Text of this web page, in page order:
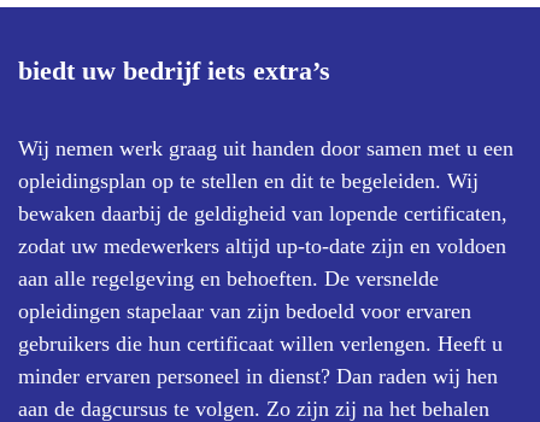
biedt uw bedrijf iets extra’s
Wij nemen werk graag uit handen door samen met u een
opleidingsplan op te stellen en dit te begeleiden. Wij
bewaken daarbij de geldigheid van lopende certificaten,
zodat uw medewerkers altijd up-to-date zijn en voldoen
aan alle regelgeving en behoeften. De versnelde
opleidingen stapelaar van zijn bedoeld voor ervaren
gebruikers die hun certificaat willen verlengen. Heeft u
minder ervaren personeel in dienst? Dan raden wij hen
aan de dagcursus te volgen. Zo zijn zij na het behalen